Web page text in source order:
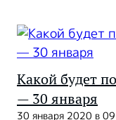
Какой будет
— 30 января
30 января 2020 в